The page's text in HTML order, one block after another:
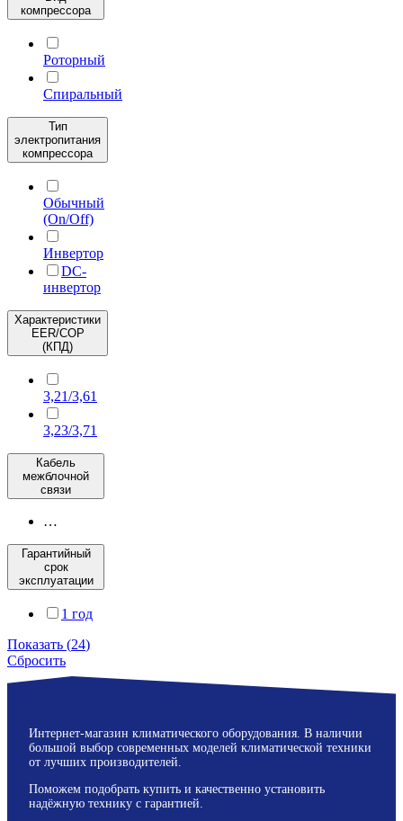
компрессора
Роторный
Спиральный
Тип
электропитания
компрессора
Обычный
(On/Off)
Инвертор
DC-
инвертор
Характеристики
EER/COP
(КПД)
3,21/3,61
3,23/3,71
Кабель
межблочной
связи
…
Гарантийный
срок
эксплуатации
1 год
Показать (24)
Сбросить
Интернет-магазин климатического оборудования. В наличии
большой выбор современных моделей климатической техники
от лучших производителей.
Поможем подобрать купить и качественно установить
надёжную технику с гарантией.